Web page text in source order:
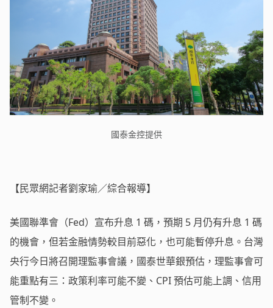
國泰金控提供
【民眾網記者劉家瑜／綜合報導】
美國聯準會（Fed）宣布升息 1 碼，預期 5 月仍有升息 1 碼
的機會，但若金融情勢較目前惡化，也可能暫停升息。台灣
央行今日將召開理監事會議，國泰世華銀預估，理監事會可
能重點有三：政策利率可能不變、CPI 預估可能上調、信用
管制不變。